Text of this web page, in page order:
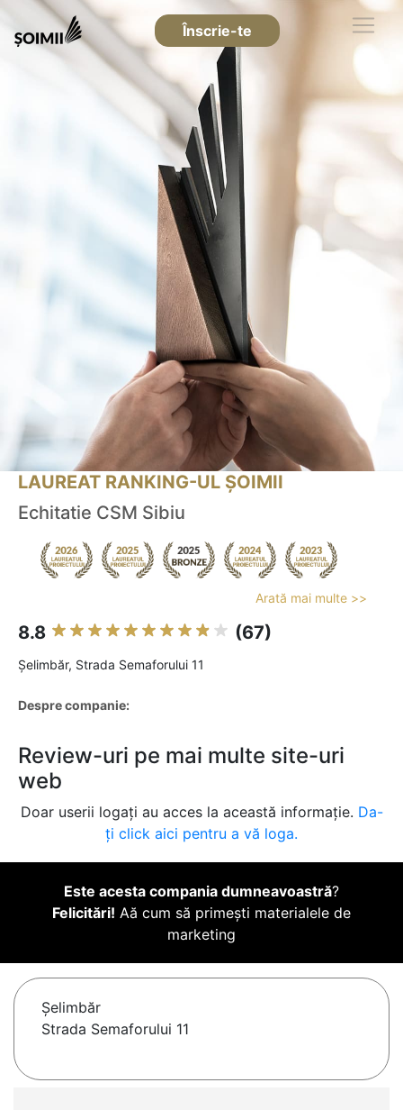
Înscrie-te
LAUREAT RANKING-UL ȘOIMII
Echitatie CSM Sibiu
Arată mai multe >>
8.8 (67)
Şelimbăr, Strada Semaforului 11
Despre companie:
Review-uri pe mai multe site-uri
web
Doar userii logați au acces la această informație. Da-
ți click aici pentru a vă loga.
Este acesta compania dumneavoastră?
Felicitări! Aă cum să primești materialele de
marketing
Şelimbăr
Strada Semaforului 11